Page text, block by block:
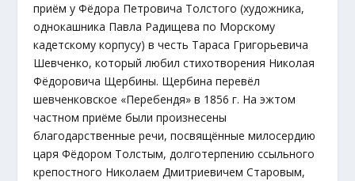
приём у Фёдора Петровича Толстого (художника,
однокашника Павла Радищева по Морскому
кадетскому корпусу) в честь Тараса Григорьевича
Шевченко, который любил стихотворения Николая
Фёдоровича Щербины. Щербина перевёл
шевченковское «Перебендя» в 1856 г. На эжтом
частном приёме были произнесены
благодарственные речи, посвящённые милосердию
царя Фёдором Толстым, долготерпению ссыльного
крепостного Николаем Дмитриевичем Старовым,